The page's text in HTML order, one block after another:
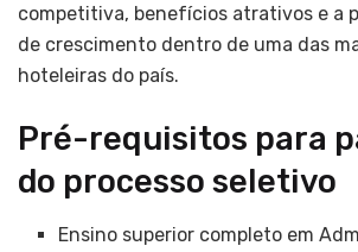
competitiva, benefícios atrativos e a
de crescimento dentro de uma das
hoteleiras do país.
Pré-requisitos para
do processo seletivo
Ensino superior completo em